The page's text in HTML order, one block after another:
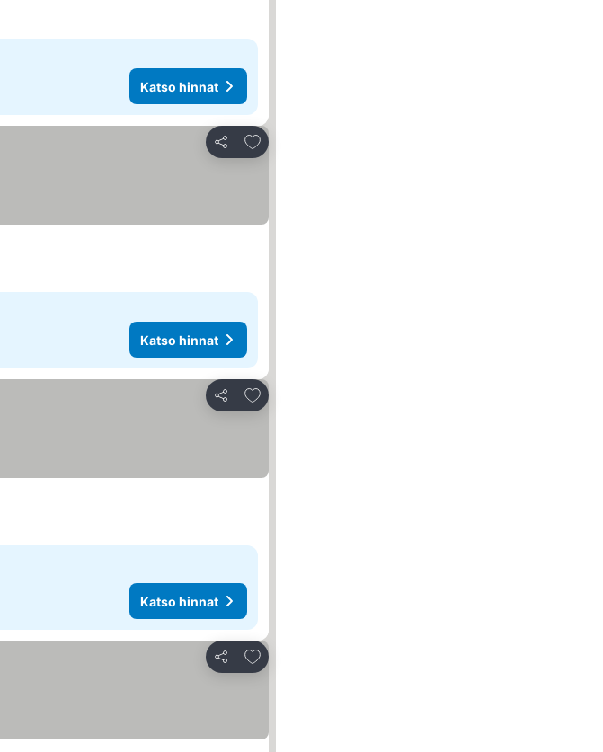
Katso hinnat
Jaa
Lisää suosikkeihin
Katso hinnat
Jaa
Lisää suosikkeihin
Katso hinnat
Jaa
Lisää suosikkeihin